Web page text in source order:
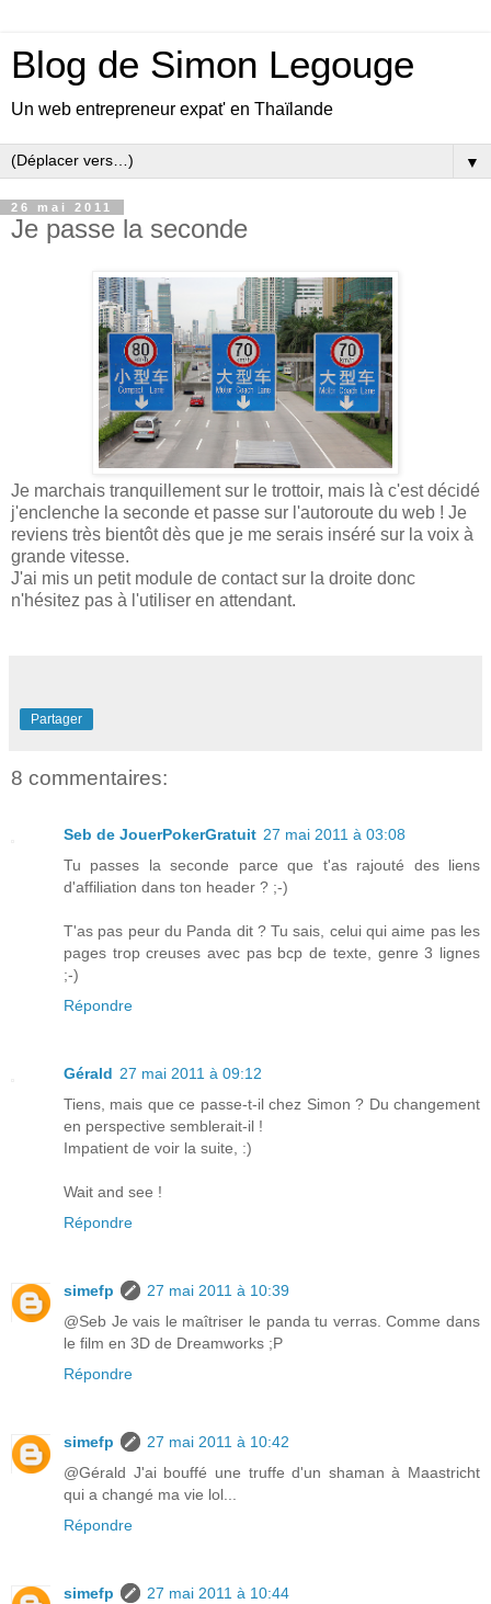
Blog de Simon Legouge
Un web entrepreneur expat' en Thaïlande
▼
26 mai 2011
Je passe la seconde
Je marchais tranquillement sur le trottoir, mais là c'est décidé
j'enclenche la seconde et passe sur l'autoroute du web ! Je
reviens très bientôt dès que je me serais inséré sur la voix à
grande vitesse.
J'ai mis un petit module de contact sur la droite donc
n'hésitez pas à l'utiliser en attendant.
Partager
8 commentaires:
Seb de JouerPokerGratuit 27 mai 2011 à 03:08
Tu passes la seconde parce que t'as rajouté des liens
d'affiliation dans ton header ? ;-)
T'as pas peur du Panda dit ? Tu sais, celui qui aime pas les
pages trop creuses avec pas bcp de texte, genre 3 lignes
;-)
Répondre
Gérald 27 mai 2011 à 09:12
Tiens, mais que ce passe-t-il chez Simon ? Du changement
en perspective semblerait-il !
Impatient de voir la suite, :)
Wait and see !
Répondre
simefp
27 mai 2011 à 10:39
@Seb Je vais le maîtriser le panda tu verras. Comme dans
le film en 3D de Dreamworks ;P
Répondre
simefp
27 mai 2011 à 10:42
@Gérald J'ai bouffé une truffe d'un shaman à Maastricht
qui a changé ma vie lol...
Répondre
simefp
27 mai 2011 à 10:44